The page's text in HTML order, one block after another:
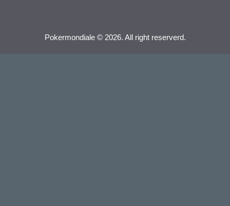
Pokermondiale © 2026. All right reserverd.